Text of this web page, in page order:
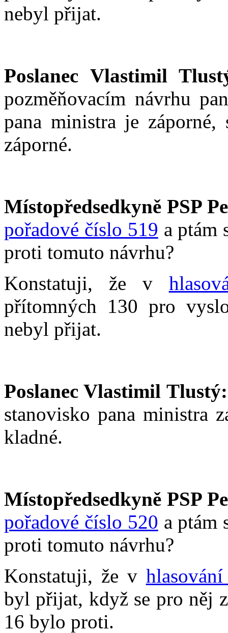
nebyl přijat.
Poslanec Vlastimil
pozměňovacím návrhu
pana ministra je záporné,
záporné.
Místopředsedkyně PSP
pořadové číslo 519 a ptám
proti tomuto návrhu?
Konstatuji, že v
přítomných 130 pro
nebyl přijat.
Poslanec Vlastimil Tlustý:
stanovisko pana ministra
kladné.
Místopředsedkyně PSP
pořadové číslo 520 a ptám
proti tomuto návrhu?
Konstatuji, že v
byl přijat, když se pro něj
16 bylo proti.